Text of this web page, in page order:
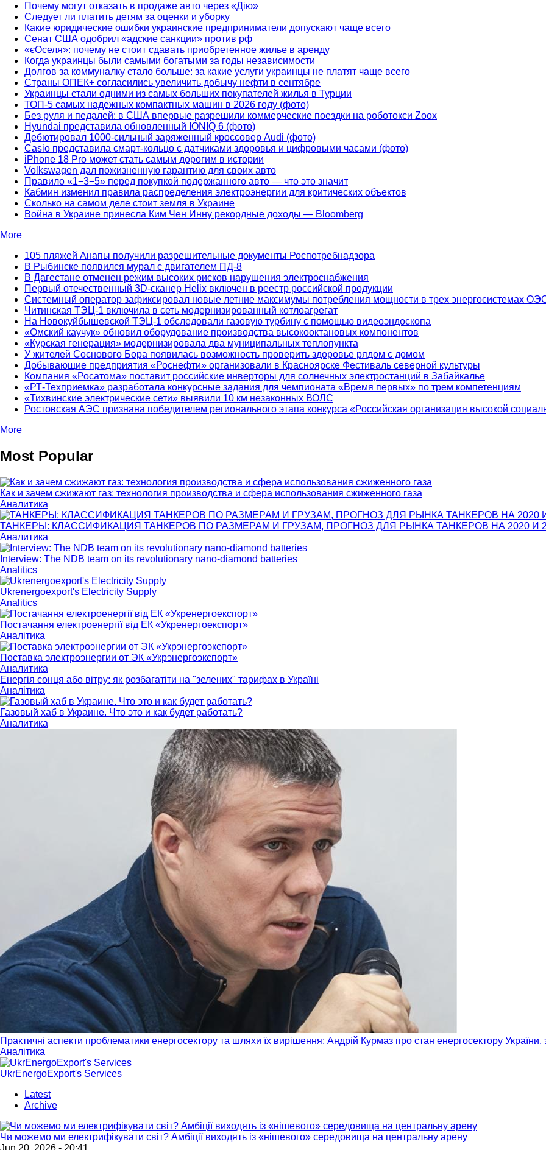
Почему могут отказать в продаже авто через «Дію»
Следует ли платить детям за оценки и уборку
Какие юридические ошибки украинские предприниматели допускают чаще всего
Сенат США одобрил «адские санкции» против рф
«єОселя»: почему не стоит сдавать приобретенное жилье в аренду
Когда украинцы были самыми богатыми за годы независимости
Долгов за коммуналку стало больше: за какие услуги украинцы не платят чаще всего
Страны ОПЕК+ согласились увеличить добычу нефти в сентябре
Украинцы стали одними из самых больших покупателей жилья в Турции
ТОП-5 самых надежных компактных машин в 2026 году (фото)
Без руля и педалей: в США впервые разрешили коммерческие поездки на роботокси Zoox
Hyundai представила обновленный IONIQ 6 (фото)
Дебютировал 1000-сильный заряженный кроссовер Audi (фото)
Casio представила смарт-кольцо с датчиками здоровья и цифровыми часами (фото)
iPhone 18 Pro может стать самым дорогим в истории
Volkswagen дал пожизненную гарантию для своих авто
Правило «1−3−5» перед покупкой подержанного авто — что это значит
Кабмин изменил правила распределения электроэнергии для критических объектов
Сколько на самом деле стоит земля в Украине
Война в Украине принесла Ким Чен Инну рекордные доходы — Bloomberg
More
105 пляжей Анапы получили разрешительные документы Роспотребнадзора
В Рыбинске появился мурал с двигателем ПД-8
В Дагестане отменен режим высоких рисков нарушения электроснабжения
Первый отечественный 3D-сканер Helix включен в реестр российской продукции
Системный оператор зафиксировал новые летние максимумы потребления мощности в трех энергосистемах
Читинская ТЭЦ-1 включила в сеть модернизированный котлоагрегат
На Новокуйбышевской ТЭЦ-1 обследовали газовую турбину с помощью видеоэндоскопа
«Омский каучук» обновил оборудование производства высокооктановых компонентов
«Курская генерация» модернизировала два муниципальных теплопункта
У жителей Соснового Бора появилась возможность проверить здоровье рядом с домом
Добывающие предприятия «Роснефти» организовали в Красноярске Фестиваль северной культуры
Компания «Росатома» поставит российские инверторы для солнечных электростанций в Забайкалье
«РТ-Техприемка» разработала конкурсные задания для чемпионата «Время первых» по трем компетенциям
«Тихвинские электрические сети» выявили 10 км незаконных ВОЛС
Ростовская АЭС признана победителем регионального этапа конкурса «Российская организация высокой
More
Most Popular
Как и зачем сжижают газ: технология производства и сфера использования сжиженного газа
Аналитика
ТАНКЕРЫ: КЛАССИФИКАЦИЯ ТАНКЕРОВ ПО РАЗМЕРАМ И ГРУЗАМ, ПРОГНОЗ ДЛЯ РЫНКА ТАНКЕРОВ НА 2020 И
Аналитика
Interview: The NDB team on its revolutionary nano-diamond batteries
Analitics
Ukrenergoexport's Electricity Supply
Analitics
Постачання електроенергії від ЕК «Укренергоекспорт»
Аналітика
Поставка электроэнергии от ЭК «Укрэнергоэкспорт»
Аналитика
Енергія сонця або вітру: як розбагатіти на "зелених" тарифах в Україні
Аналітика
Газовый хаб в Украине. Что это и как будет работать?
Аналитика
Практичні аспекти проблематики енергосектору та шляхи їх вирішення: Андрій Курмаз про стан енергосектору України,
Аналітика
UkrEnergoExport's Services
Latest
Archive
Чи можемо ми електрифікувати світ? Амбіції виходять із «нішевого» середовища на центральну арену